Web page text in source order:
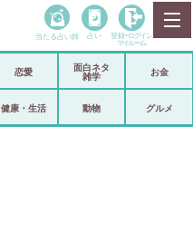
政治
当たる占い師 占い 登録• ログイン
マイルーム
恋愛
面白ネタ
雑学
お金
健康・生活 動物 グルメ